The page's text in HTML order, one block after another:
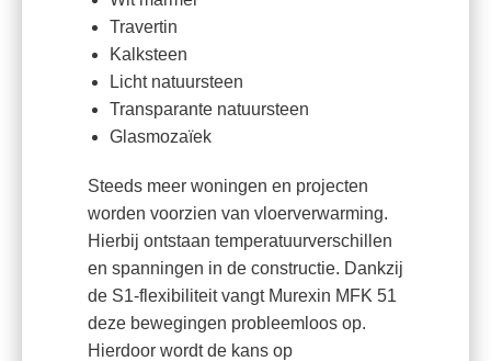
Travertin
Kalksteen
Licht natuursteen
Transparante natuursteen
Glasmozaïek
Steeds meer woningen en projecten
worden voorzien van vloerverwarming.
Hierbij ontstaan temperatuurverschillen
en spanningen in de constructie. Dankzij
de S1-flexibiliteit vangt Murexin MFK 51
deze bewegingen probleemloos op.
Hierdoor wordt de kans op